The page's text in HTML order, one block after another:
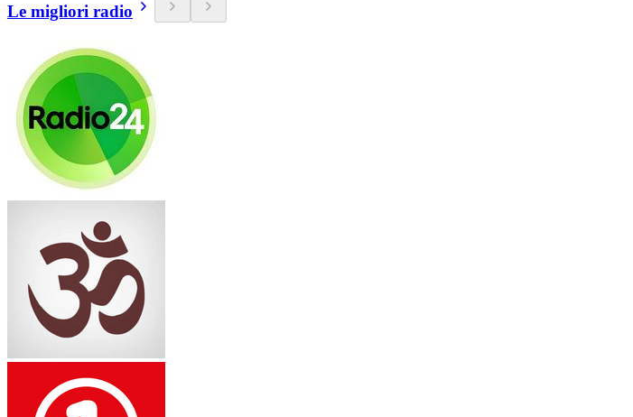
Le migliori radio